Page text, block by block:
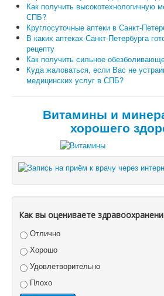
Как получить высокотехнологичную
СПБ?
Круглосуточные аптеки в Санкт-
В каких аптеках Санкт-Петербурга
рецепту
Как получить сильное
Куда жаловаться, если Вас не
медицинских услуг в СПБ?
Витамины и
хорошего
Как вы оцениваете
Отлично
Хорошо
Удовлетворительно
Плохо